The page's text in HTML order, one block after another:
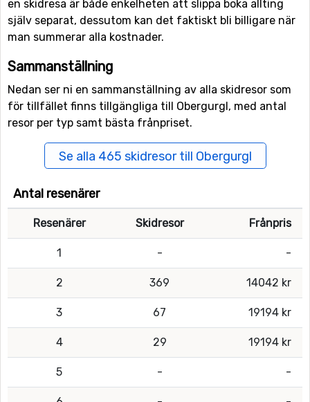
en skidresa är både enkelheten att slippa boka allting
själv separat, dessutom kan det faktiskt bli billigare när
man summerar alla kostnader.
Sammanställning
Nedan ser ni en sammanställning av alla skidresor som
för tillfället finns tillgängliga till Obergurgl, med antal
resor per typ samt bästa frånpriset.
Se alla 465 skidresor till Obergurgl
Antal resenärer
Resenärer Skidresor Frånpris
1 - -
2 369 14042 kr
3 67 19194 kr
4 29 19194 kr
5 - -